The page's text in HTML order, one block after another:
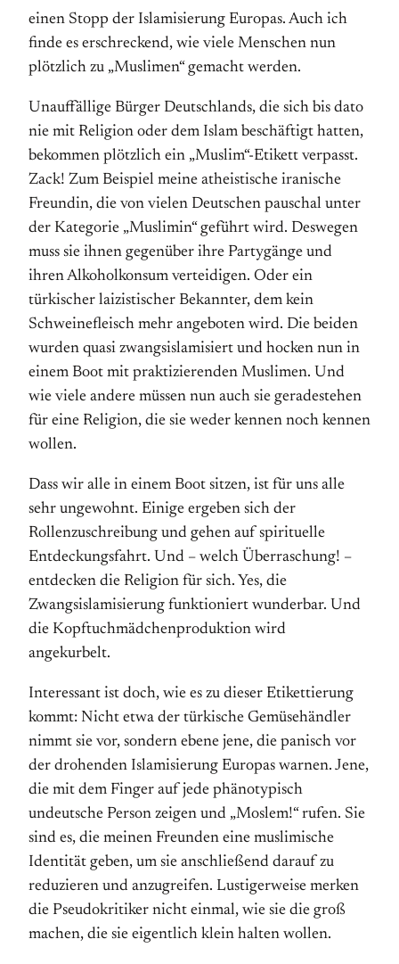
einen Stopp der Islamisierung Europas. Auch ich
finde es erschreckend, wie viele Menschen nun
plötzlich zu „Muslimen“ gemacht werden.
Unauffällige Bürger Deutschlands, die sich bis dato
nie mit Religion oder dem Islam beschäftigt hatten,
bekommen plötzlich ein „Muslim“-Etikett verpasst.
Zack! Zum Beispiel meine atheistische iranische
Freundin, die von vielen Deutschen pauschal unter
der Kategorie „Muslimin“ geführt wird. Deswegen
muss sie ihnen gegenüber ihre Partygänge und
ihren Alkoholkonsum verteidigen. Oder ein
türkischer laizistischer Bekannter, dem kein
Schweinefleisch mehr angeboten wird. Die beiden
wurden quasi zwangsislamisiert und hocken nun in
einem Boot mit praktizierenden Muslimen. Und
wie viele andere müssen nun auch sie geradestehen
für eine Religion, die sie weder kennen noch kennen
wollen.
Dass wir alle in einem Boot sitzen, ist für uns alle
sehr ungewohnt. Einige ergeben sich der
Rollenzuschreibung und gehen auf spirituelle
Entdeckungsfahrt. Und – welch Überraschung! –
entdecken die Religion für sich. Yes, die
Zwangsislamisierung funktioniert wunderbar. Und
die Kopftuchmädchenproduktion wird
angekurbelt.
Interessant ist doch, wie es zu dieser Etikettierung
kommt: Nicht etwa der türkische Gemüsehändler
nimmt sie vor, sondern ebene jene, die panisch vor
der drohenden Islamisierung Europas warnen. Jene,
die mit dem Finger auf jede phänotypisch
undeutsche Person zeigen und „Moslem!“ rufen. Sie
sind es, die meinen Freunden eine muslimische
Identität geben, um sie anschließend darauf zu
reduzieren und anzugreifen. Lustigerweise merken
die Pseudokritiker nicht einmal, wie sie die groß
machen, die sie eigentlich klein halten wollen.